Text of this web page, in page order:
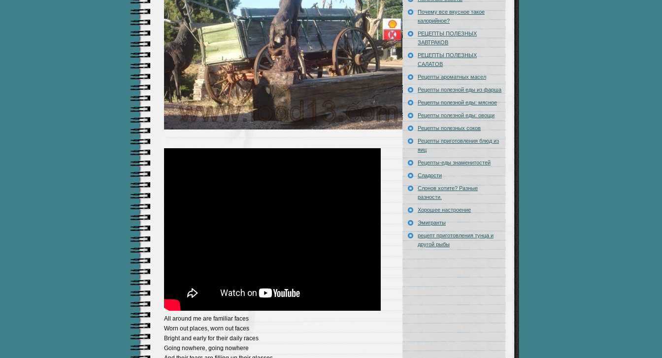
All around me are familiar faces
Worn out places, worn out faces
Bright and early for their daily races
Going nowhere, going nowhere
Почему все вкусное такое
калорийное?
РЕЦЕПТЫ ПОЛЕЗНЫХ
ЗАВТРАКОВ
РЕЦЕПТЫ ПОЛЕЗНЫХ
САЛАТОВ
Рецепты ароматных масел
Рецепты полезной еды из фарша
Рецепты полезной еды: мясное
Рецепты полезной еды: овощи
Рецепты полезных соков
Рецепты приготовления блюд из
яиц
Рецепты-еды знаменитостей
Сладости
Слонов хотите? Разные
разности.
Хорошее настроение
Эмигранты
рецепт приготовления тунца и
другой рыбы